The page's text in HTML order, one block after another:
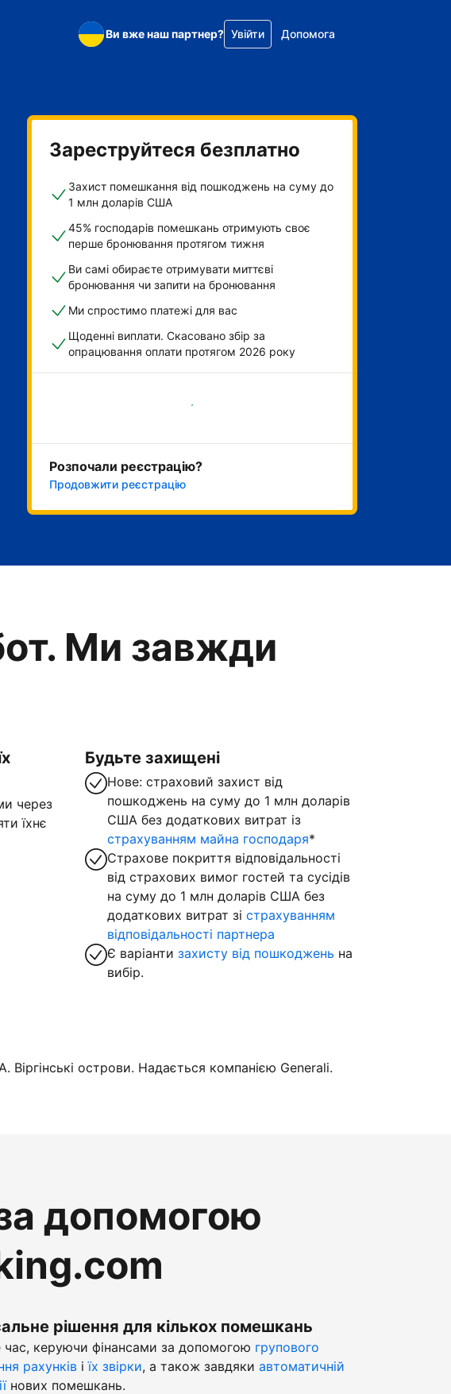
Ви вже наш партнер? Увійти Допомога
Зареструйтеся безплатно
Захист помешкання від пошкоджень на суму до
1 млн доларів США
45% господарів помешкань отримують своє
перше бронювання протягом тижня
Ви самі обираєте отримувати миттєві
бронювання чи запити на бронювання
Ми спростимо платежі для вас
Щоденні виплати. Скасовано збір за
опрацювання оплати протягом 2026 року
Розпочати зараз
Розпочали реєстрацію?
Продовжити реєстрацію
Ми завжди
через
їхнє
Будьте захищені
Нове: страховий захист від
пошкоджень на суму до 1 млн доларів
США без додаткових витрат із
страхуванням майна господаря*
Страхове покриття відповідальності
від страхових вимог гостей та сусідів
на суму до 1 млн доларів США без
додаткових витрат зістрахуванням
відповідальності партнера
Є варіантизахисту від пошкоджень на
вибір.
острови. Надається компанією Generali.
допомогою
рішення для кількох помешкань
час, керуючи фінансами за допомогою групового
рахунків іїх звірки, а також завдяки автоматичній
нових помешкань.